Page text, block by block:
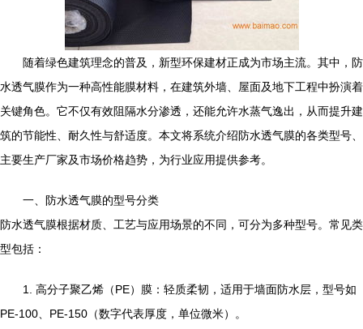
随着绿色建筑理念的普及，新型环保建材正成为市场主流。其中，防
水透气膜作为一种高性能膜材料，在建筑外墙、屋面及地下工程中扮演着
关键角色。它不仅有效阻隔水分渗透，还能允许水蒸气逸出，从而提升建
筑的节能性、耐久性与舒适度。本文将系统介绍防水透气膜的各类型号、
主要生产厂家及市场价格趋势，为行业应用提供参考。
一、防水透气膜的型号分类
防水透气膜根据材质、工艺与应用场景的不同，可分为多种型号。常见类
型包括：
1. 高分子聚乙烯（PE）膜：轻质柔韧，适用于墙面防水层，型号如
PE-100、PE-150（数字代表厚度，单位微米）。